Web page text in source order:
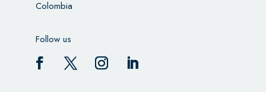
Colombia
Follow us